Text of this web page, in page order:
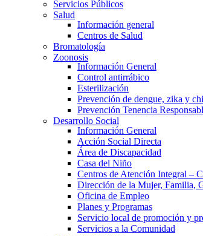
Servicios Públicos
Salud
Información general
Centros de Salud
Bromatología
Zoonosis
Información General
Control antirrábico
Esterilización
Prevención de dengue, zika y
Prevención Tenencia
Desarrollo Social
Información General
Acción Social Directa
Área de Discapacidad
Casa del Niño
Centros de Atención Integral –
Dirección de la Mujer, Familia,
Oficina de Empleo
Planes y Programas
Servicio local de promoción y
Servicios a la Comunidad